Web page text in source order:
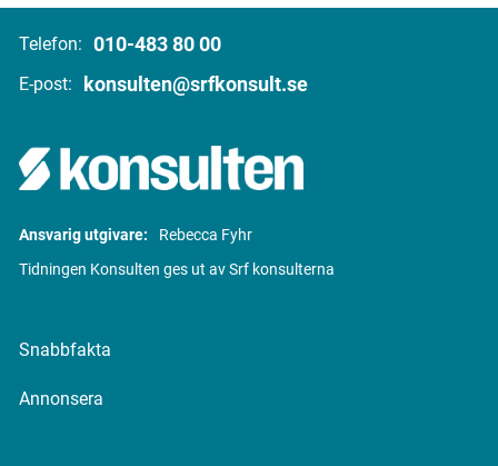
Telefon: 010-483 80 00
E-post: konsulten@srfkonsult.se
Ansvarig utgivare:
Rebecca Fyhr
Tidningen Konsulten ges ut av Srf konsulterna
Snabbfakta
Annonsera